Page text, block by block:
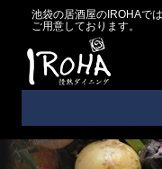
池袋の居酒屋のIROHAで
ご用意しております。